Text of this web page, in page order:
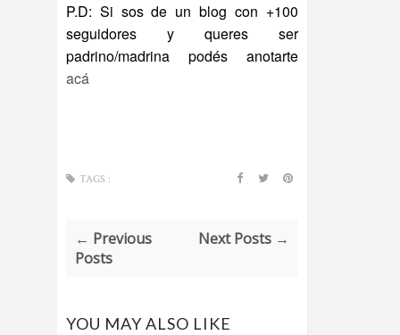
P.D: Si sos de un blog con +100
seguidores y queres ser
padrino/madrina podés anotarte
acá
TAGS :
← Previous
Posts
Next Posts →
YOU MAY ALSO LIKE